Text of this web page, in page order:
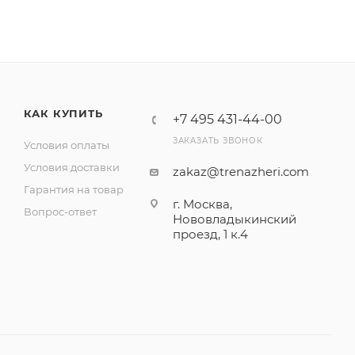
КАК КУПИТЬ
Условия оплаты
Условия доставки
Гарантия на товар
Вопрос-ответ
+7 495 431-44-00
ЗАКАЗАТЬ ЗВОНОК
zakaz@trenazheri.com
г. Москва,
Нововладыкинский
проезд, 1 к.4